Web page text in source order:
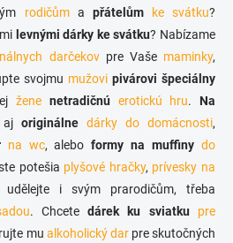
c
i
e
p
r
v
k
y
v
ý
p
i
s
u
k
o
v
n
i
e
rodičůma přátelům ke svátku?
levnými dárky ke svátku? Nabízame
darčekovpre Vaše maminky,
svojmu mužovi pivárovi špeciálny
žene netradičnú erotickú hru. Na
aj originálne dárky do domácnosti,
na wc, aleboformy na muffiny do
potešia plyšové hračky, prívesky na
udělejte i svým prarodičům, třeba
. Chcetedárek ku sviatku
pre
mu alkoholický darpre skutočných